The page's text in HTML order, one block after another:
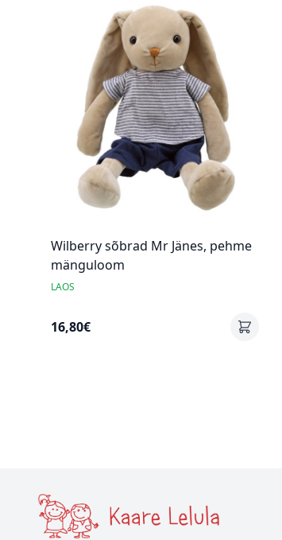
Wilberry sõbrad Mr Jänes, pehme
mänguloom
LAOS
16,80€